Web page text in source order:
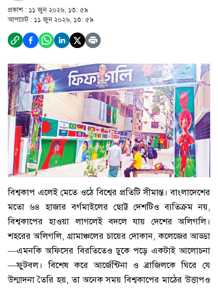
প্রকাশ : ১১ জুন ২০২৬, ১৩: ৫৯
আপডেট : ১১ জুন ২০২৬, ১৩: ৫৯
বিশ্বকাপ এলেই মেতে ওঠে বিশ্বের প্রতিটি সীমান্ত। বাংলাদেশের
মতো ৬৪ হাজার বর্গমাইলের ছোট্ট দেশটিও ব্যতিক্রম নয়,
বিশ্বকাপের হাওয়া লাগলেই বদলে যায় দেশের অলিগলি।
শহরের অলিগলি, গ্রামাঞ্চলের চায়ের দোকান, কলেজের আড্ডা
—এমনকি অফিসের বিরতিতেও ঢুকে পড়ে একটাই আলোচনা
—ফুটবল। বিশেষ করে আর্জেন্টিনা ও ব্রাজিলকে ঘিরে যে
উন্মাদনা তৈরি হয়, তা অনেক সময় বিশ্বকাপের মাঠের উত্তাপও